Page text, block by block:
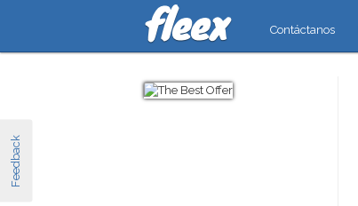
Feedback
Contáctanos